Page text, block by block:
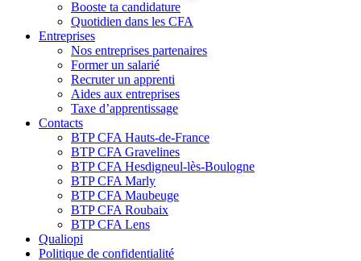
Booste ta candidature
Quotidien dans les CFA
Entreprises
Nos entreprises partenaires
Former un salarié
Recruter un apprenti
Aides aux entreprises
Taxe d’apprentissage
Contacts
BTP CFA Hauts-de-France
BTP CFA Gravelines
BTP CFA Hesdigneul-lès-Boulogne
BTP CFA Marly
BTP CFA Maubeuge
BTP CFA Roubaix
BTP CFA Lens
Qualiopi
Politique de confidentialité